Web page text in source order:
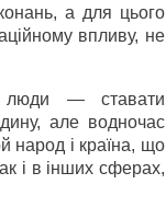
а для цього
впливу, не
люди — ставати
але водночас
народ і країна, що
і в інших сферах,